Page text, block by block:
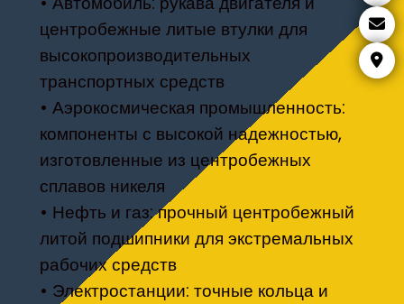
центробежные литые втулки для
высокопроизводительных
транспортных средств
• Аэрокосмическая промышленность:
компоненты с высокой надежностью,
изготовленные из центробежных
сплавов никеля
• Нефть и газ: прочный центробежный
литой подшипники для экстремальных
рабочих средств
• Электростанции: точные кольца и